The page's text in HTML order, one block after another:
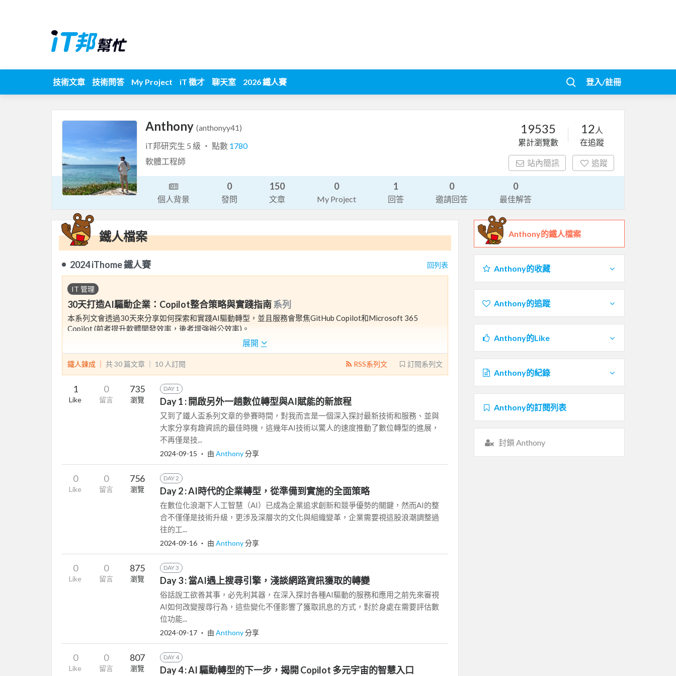
技術文章 技術問答 My Project iT 徵才 聊天室 2026 鐵人賽 登入/註冊
Anthony (anthonyy41)
iT邦研究生 5 級 ‧ 點數 1780
軟體工程師
19535
累計瀏覽數
12 人
在追蹤
站內簡訊 追蹤
個人背景
0
發問
150
文章
0
My Project
1
回答
0
邀請回答
0
最佳解答
鐵人檔案
2024 iThome 鐵人賽 回列表
IT 管理
30天打造AI驅動企業：Copilot整合策略與實踐指南系列
本系列文會透過30天來分享如何探索和實踐AI驅動轉型，並且服務會聚焦GitHub Copilot和Microsoft 365
Copilot (前者提升軟體開發效率，後者增強辦公效率)。
1. 評估工作流程，識別AI優化機會
2. 制定Copilot整合策略
4. 全面推廣Copilot，建立AI驅動工作文化
5. 可以怎麼再利用AI持續培養思維與創新能力
這30天的轉型計劃不僅聚焦於技術實施更著重組織變革管理，透過AI驅動的轉型探索企業怎麼解鎖AI潛力提升生
產力，並且營造一個更富挑戰性和創造力的工作環境!
展開
鐵人鍊成 ｜ 共 30 篇文章 ｜ 10 人訂閱 訂閱系列文
RSS系列文
1
Like
0
留言
735
瀏覽
DAY 1
Day 1 : 開啟另外一趟數位轉型與AI賦能的新旅程
又到了鐵人盃系列文章的參賽時間，對我而言是一個深入探討最新技術和服務、並與
大家分享有趣資訊的最佳時機，這幾年AI技術以驚人的速度推動了數位轉型的進展，
不再僅是技...
2024-09-15 ‧ 由 Anthony分享
0
Like
0
留言
756
瀏覽
DAY 2
Day 2 : AI時代的企業轉型，從準備到實施的全面策略
在數位化浪潮下人工智慧（AI）已成為企業追求創新和競爭優勢的關鍵，然而AI的整
合不僅僅是技術升級，更涉及深層次的文化與組織變革，企業需要視這股浪潮調整過
往的工...
2024-09-16 ‧ 由 Anthony分享
0
Like
0
留言
875
瀏覽
DAY 3
Day 3 : 當AI遇上搜尋引擎，淺談網路資訊獲取的轉變
俗話說工欲善其事，必先利其器，在深入探討各種AI驅動的服務和應用之前先來審視
AI如何改變搜尋行為，這些變化不僅影響了獲取訊息的方式，對於身處在需要評估數
位功能...
2024-09-17 ‧ 由 Anthony分享
0
Like
0
留言
807
瀏覽
DAY 4
Day 4 : AI 驅動轉型的下一步，揭開 Copilot 多元宇宙的智慧入口
Anthony的鐵人檔案
Anthony的收藏
Anthony的追蹤
Anthony的Like
Anthony的紀錄
Anthony的訂閱列表
封鎖 Anthony